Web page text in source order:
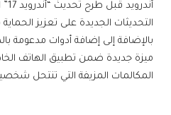
التحديثات الجديدة على تعزيز الحماية
بالإضافة إلى إضافة أدوات مدعومة
ميزة جديدة ضمن تطبيق الهاتف
المكالمات المزيفة التي تنتحل